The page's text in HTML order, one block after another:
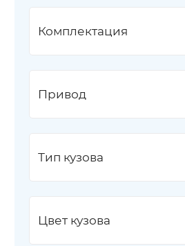
Комплектация
Привод
Тип кузова
Цвет кузова